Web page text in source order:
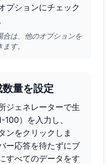
プションにチェック
合は、他のオプションを
す。
量を設定
ジェネレーターで生
）を入力し、
ンをクリックしま
ー応答を待たずにブ
すべてのデータをす